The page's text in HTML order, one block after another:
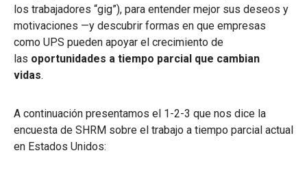
los trabajadores “gig”), para entender mejor sus deseos y
motivaciones —y descubrir formas en que empresas
como UPS pueden apoyar el crecimiento de
las oportunidades a tiempo parcial que cambian
vidas.
A continuación presentamos el 1-2-3 que nos dice la
encuesta de SHRM sobre el trabajo a tiempo parcial actual
en Estados Unidos: